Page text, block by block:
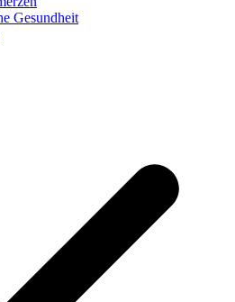
Gesundheit